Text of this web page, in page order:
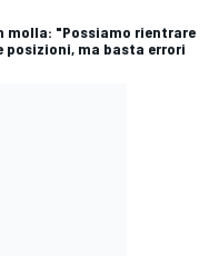
molla: "Possiamo rientrare
posizioni, ma basta errori